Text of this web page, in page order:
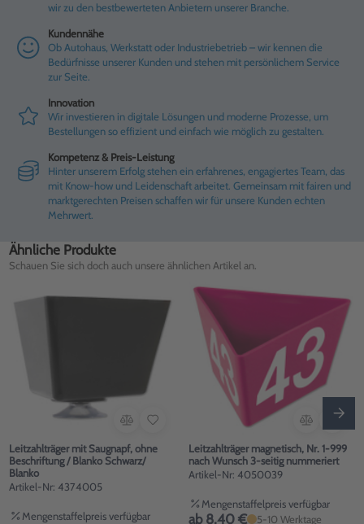
wir zu den bestbewerteten Anbietern unserer Branche.
Kundennähe
Ob Autohaus, Werkstatt oder Industriebetrieb – wir kennen die
Bedürfnisse unserer Kunden und stehen mit persönlichem Service
zur Seite.
Innovation
Wir investieren in digitale Lösungen und moderne Prozesse, um
Bestellungen so effizient und einfach wie möglich zu gestalten.
Kompetenz & Preis-Leistung
Hinter unserem Erfolg stehen ein erfahrenes, engagiertes Team, das
mit Know-how und Leidenschaft arbeitet. Gemeinsam mit fairen und
marktgerechten Preisen schaffen wir für unsere Kunden echten
Mehrwert.
Ähnliche Produkte
Schauen Sie sich doch auch unsere ähnlichen Artikel an.
Leitzahlträger mit Saugnapf, ohne
Beschriftung / Blanko Schwarz/
Blanko
Artikel-Nr: 4374005
Mengenstaffelpreis verfügbar
Leitzahlträger magnetisch, Nr. 1-999
nach Wunsch 3-seitig nummeriert
Artikel-Nr: 4050039
Mengenstaffelpreis verfügbar
ab 8,40 € 5-10 Werktage